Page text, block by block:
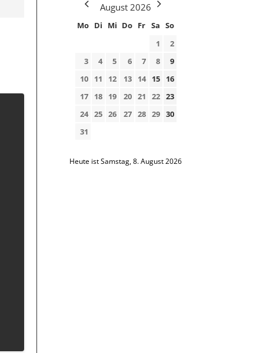
August 2026
Mo Di Mi Do Fr Sa So
1
2
3
4 5 6 7 8
9
10
11 12 13 14 15
16
17
18 19 20 21 22 23
24 25 26 27 28 29 30
31
Heute ist Samstag, 8. August 2026